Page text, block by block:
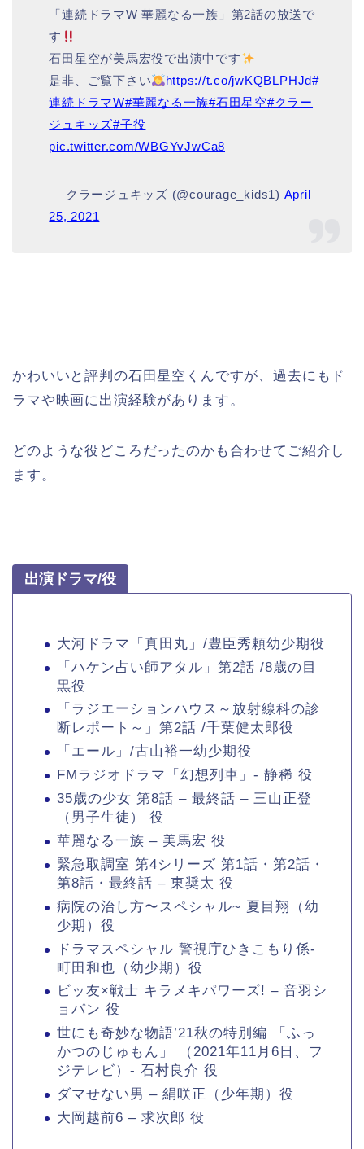
「連続ドラマW 華麗なる一族」第2話の放送で
す
石田星空が美馬宏役で出演中です
是非、ご覧下さい
https://t.co/jwKQBLPHJd#
連続ドラマW#華麗なる一族#石田星空#クラー
ジュキッズ#子役
pic.twitter.com/WBGYvJwCa8
— クラージュキッズ (@courage_kids1) April
25, 2021
かわいいと評判の石田星空くんですが、過去にもド
ラマや映画に出演経験があります。
どのような役どころだったのかも合わせてご紹介し
ます。
出演ドラマ/役
大河ドラマ「真田丸」/豊臣秀頼幼少期役
「ハケン占い師アタル」第2話 /8歳の目
黒役
「ラジエーションハウス～放射線科の診
断レポート～」第2話 /千葉健太郎役
「エール」/古山裕一幼少期役
FMラジオドラマ「幻想列車」- 静稀 役
35歳の少女 第8話 – 最終話 – 三山正登
（男子生徒） 役
華麗なる一族 – 美馬宏 役
緊急取調室 第4シリーズ 第1話・第2話・
第8話・最終話 – 東奨太 役
病院の治し方〜スペシャル~ 夏目翔（幼
少期）役
ドラマスペシャル 警視庁ひきこもり係-
町田和也（幼少期）役
ビッ友×戦士 キラメキパワーズ! – 音羽シ
ョパン 役
世にも奇妙な物語’21秋の特別編 「ふっ
かつのじゅもん」 （2021年11月6日、フ
ジテレビ）- 石村良介 役
ダマせない男 – 絹咲正（少年期）役
大岡越前6 – 求次郎 役